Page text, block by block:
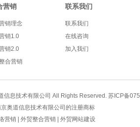
营销
销理念
销1.0
销2.0
合营销
联系我们
联系我们
在线咨询
加入我们
信息技术有限公司 All Rights Reserved. 苏ICP备
奥道信息技术有限公司的注册商标
营销 外贸整合营销 外贸网站建设